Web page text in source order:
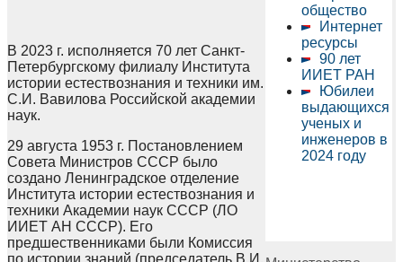
общество
Интернет
ресурсы
90 лет
ИИЕТ РАН
Юбилеи
выдающихся
ученых и
инженеров в
2024 году
В 2023 г. исполняется 70 лет Санкт-
Петербургскому филиалу Института
истории естествознания и техники им.
С.И. Вавилова Российской академии
наук.
29 августа 1953 г. Постановлением
Совета Министров СССР было
создано Ленинградское отделение
Института истории естествознания и
техники Академии наук СССР (ЛО
ИИЕТ АН СССР). Его
предшественниками были Комиссия
по истории знаний (председатель В.И.